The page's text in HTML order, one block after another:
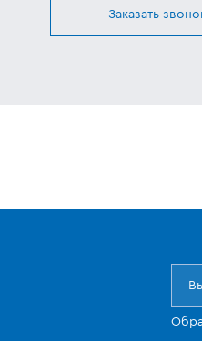
Заказать